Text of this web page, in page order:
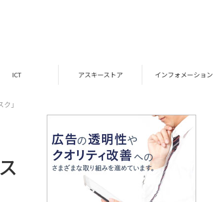
ICT アスキーストア インフォメーション
」